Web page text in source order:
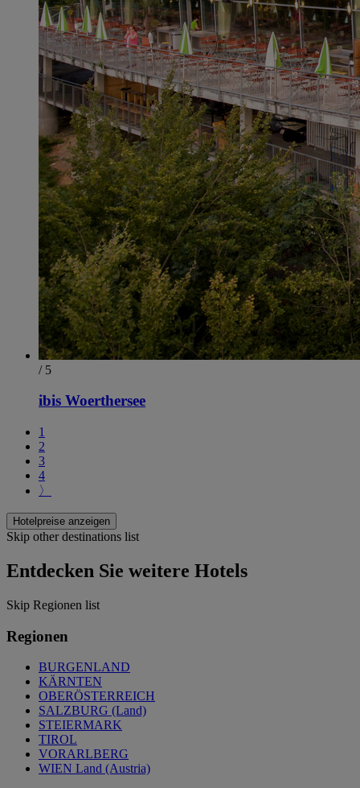
/ 5
ibis Woerthersee
1
2
3
4
〉
Hotelpreise anzeigen
Skip other destinations list
Entdecken Sie weitere Hotels
Skip Regionen list
Regionen
BURGENLAND
KÄRNTEN
OBERÖSTERREICH
SALZBURG (Land)
STEIERMARK
TIROL
VORARLBERG
WIEN Land (Austria)